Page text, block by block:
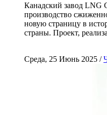
Канадский завод LNG
производство
новую страницу в
страны. Проект,
Среда, 25 Июнь 2025 /